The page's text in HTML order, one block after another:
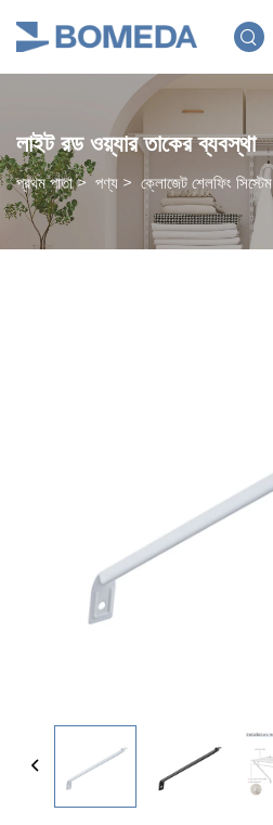
লাইট রড ওয়্যার তাকের ব্যবস্থা
প্রথম পাতা> পণ্য > ক্লোজেট শেলফিং সিস্টেম